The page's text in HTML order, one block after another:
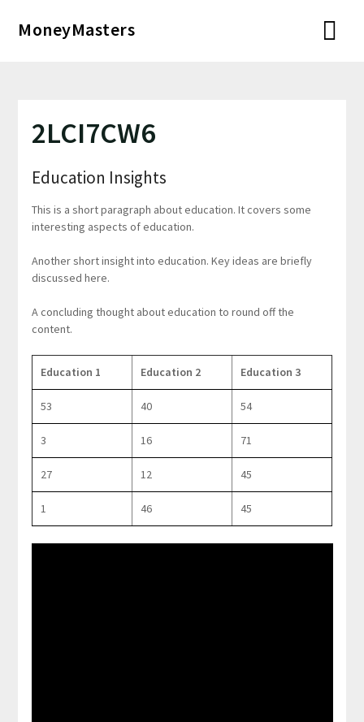
MoneyMasters
2LCI7CW6
Education Insights
This is a short paragraph about education. It covers some
interesting aspects of education.
Another short insight into education. Key ideas are briefly
discussed here.
A concluding thought about education to round off the
content.
Education 1 Education 2 Education 3
53 40 54
3 16 71
27 12 45
1 46 45